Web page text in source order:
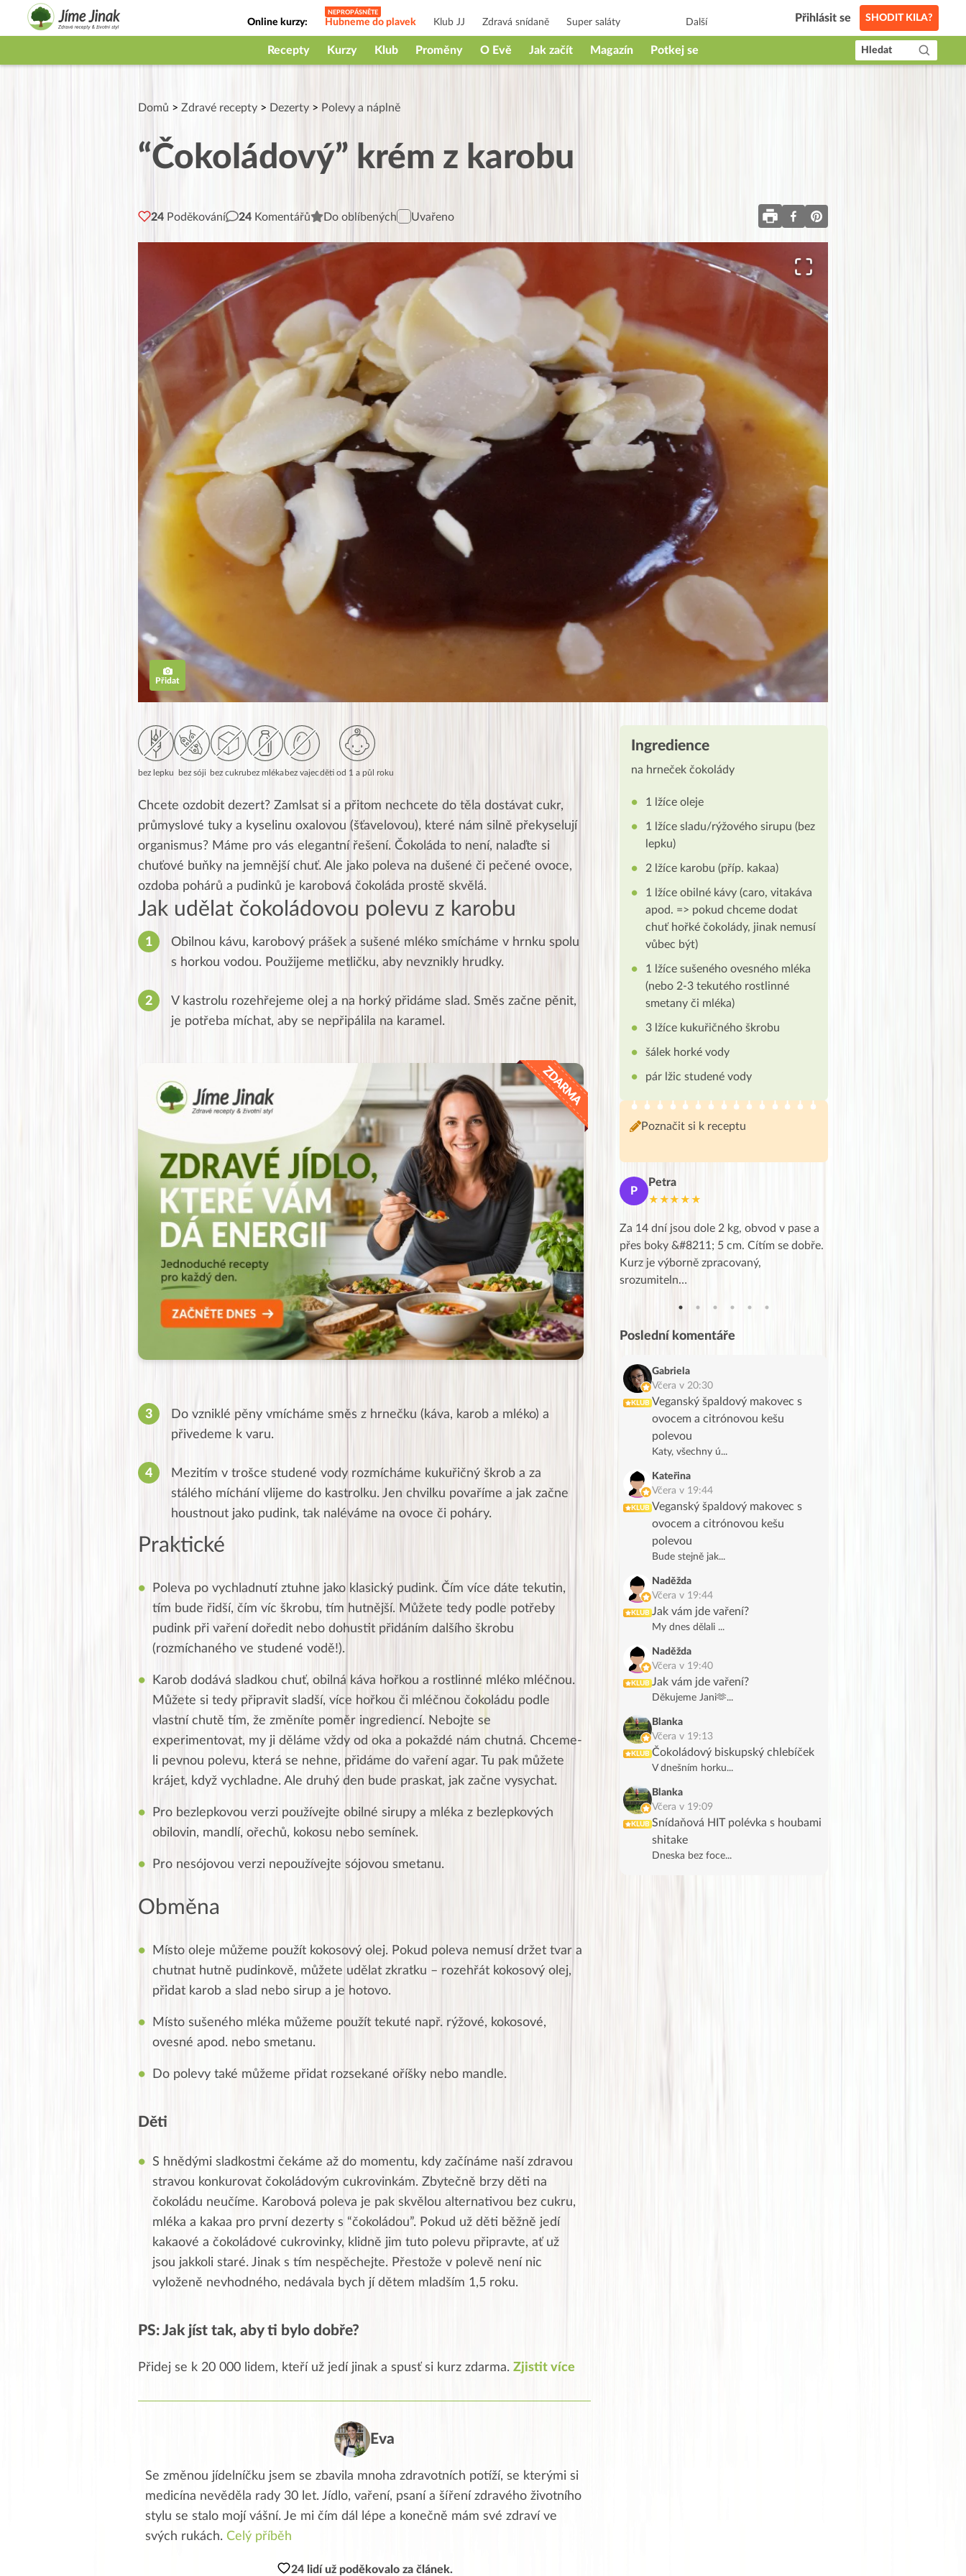
Online kurzy: Hubneme do plavek Klub JJ Zdravá snídaně Super saláty
Jak na babičky
Další Přihlásit se SHODIT KILA?
Recepty Kurzy Klub Proměny O Evě Jak začít Magazín Potkej se Hledat
Domů > Zdravé recepty > Dezerty > Polevy a náplně
“Čokoládový” krém z karobu
24 Poděkování 24 Komentářů Do oblíbených Uvařeno
Přidat
bez lepku bez sóji bez cukrubez mlékabez vajecděti od 1 a půl roku
Chcete ozdobit dezert? Zamlsat si a přitom nechcete do těla dostávat cukr,
průmyslové tuky a kyselinu oxalovou (šťavelovou), které nám silně překyselují
organismus? Máme pro vás elegantní řešení. Čokoláda to není, nalaďte si
chuťové buňky na jemnější chuť. Ale jako poleva na dušené či pečené ovoce,
ozdoba pohárů a pudinků je karobová čokoláda prostě skvělá.
Jak udělat čokoládovou polevu z karobu
Obilnou kávu, karobový prášek a sušené mléko smícháme v hrnku spolu
s horkou vodou. Použijeme metličku, aby nevznikly hrudky.
V kastrolu rozehřejeme olej a na horký přidáme slad. Směs začne pěnit,
je potřeba míchat, aby se nepřipálila na karamel.
Do vzniklé pěny vmícháme směs z hrnečku (káva, karob a mléko) a
přivedeme k varu.
Mezitím v trošce studené vody rozmícháme kukuřičný škrob a za
stálého míchání vlijeme do kastrolku. Jen chvilku povaříme a jak začne
houstnout jako pudink, tak naléváme na ovoce či poháry.
Praktické
Poleva po vychladnutí ztuhne jako klasický pudink. Čím více dáte tekutin,
tím bude řidší, čím víc škrobu, tím hutnější. Můžete tedy podle potřeby
pudink při vaření doředit nebo dohustit přidáním dalšího škrobu
(rozmíchaného ve studené vodě!).
Karob dodává sladkou chuť, obilná káva hořkou a rostlinné mléko mléčnou.
Můžete si tedy připravit sladší, více hořkou či mléčnou čokoládu podle
vlastní chutě tím, že změníte poměr ingrediencí. Nebojte se
experimentovat, my ji děláme vždy od oka a pokaždé nám chutná. Chceme-
li pevnou polevu, která se nehne, přidáme do vaření agar. Tu pak můžete
krájet, když vychladne. Ale druhý den bude praskat, jak začne vysychat.
Pro bezlepkovou verzi používejte obilné sirupy a mléka z bezlepkových
obilovin, mandlí, ořechů, kokosu nebo semínek.
Pro nesójovou verzi nepoužívejte sójovou smetanu.
Obměna
Místo oleje můžeme použít kokosový olej. Pokud poleva nemusí držet tvar a
chutnat hutně pudinkově, můžete udělat zkratku – rozehřát kokosový olej,
přidat karob a slad nebo sirup a je hotovo.
Místo sušeného mléka můžeme použít tekuté např. rýžové, kokosové,
ovesné apod. nebo smetanu.
Do polevy také můžeme přidat rozsekané oříšky nebo mandle.
Děti
S hnědými sladkostmi čekáme až do momentu, kdy začínáme naší zdravou
stravou konkurovat čokoládovým cukrovinkám. Zbytečně brzy děti na
čokoládu neučíme. Karobová poleva je pak skvělou alternativou bez cukru,
mléka a kakaa pro první dezerty s “čokoládou”. Pokud už děti běžně jedí
kakaové a čokoládové cukrovinky, klidně jim tuto polevu připravte, ať už
jsou jakkoli staré. Jinak s tím nespěchejte. Přestože v polevě není nic
vyloženě nevhodného, nedávala bych jí dětem mladším 1,5 roku.
PS: Jak jíst tak, aby ti bylo dobře?
Přidej se k 20 000 lidem, kteří už jedí jinak a spusť si kurz zdarma. Zjistit více
Eva
Se změnou jídelníčku jsem se zbavila mnoha zdravotních potíží, se kterými si
medicína nevěděla rady 30 let. Jídlo, vaření, psaní a šíření zdravého životního
stylu se stalo mojí vášní. Je mi čím dál lépe a konečně mám své zdraví ve
svých rukách. Celý příběh
24 lidí už poděkovalo za článek.
Ingredience
na hrneček čokolády
1 lžíce oleje
1 lžíce sladu/rýžového sirupu (bez
lepku)
2 lžíce karobu (příp. kakaa)
1 lžíce obilné kávy (caro, vitakáva
apod. => pokud chceme dodat
chuť hořké čokolády, jinak nemusí
vůbec být)
1 lžíce sušeného ovesného mléka
(nebo 2-3 tekutého rostlinné
smetany či mléka)
3 lžíce kukuřičného škrobu
šálek horké vody
pár lžic studené vody
Poznačit si k receptu
J
Jana
★★★★★
Moc Vám všem děkuji za krásný pátek,
obzvlášť velké poděkování, obdiv a
uznání pro hlavní dvojici Peťa a Gábi!! 👏
Posílá…
P
Petra
★★★★★
Za 14 dní jsou dole 2 kg, obvod v pase a
přes boky &#8211; 5 cm. Cítím se dobře.
Kurz je výborně zpracovaný,
srozumiteln…
Poslední komentáře
KLUB
Gabriela
Včera v 20:30
Veganský špaldový makovec s
ovocem a citrónovou kešu
polevou
Katy, všechny ú...
KLUB
Kateřina
Včera v 19:44
Veganský špaldový makovec s
ovocem a citrónovou kešu
polevou
Bude stejně jak...
KLUB
Naděžda
Včera v 19:44
Jak vám jde vaření?
My dnes dělali ...
KLUB
Naděžda
Včera v 19:40
Jak vám jde vaření?
Děkujeme Jani🫶...
KLUB
Blanka
Včera v 19:13
Čokoládový biskupský chlebíček
V dnešním horku...
KLUB
Blanka
Včera v 19:09
Snídaňová HIT polévka s houbami
shitake
Dneska bez foce...